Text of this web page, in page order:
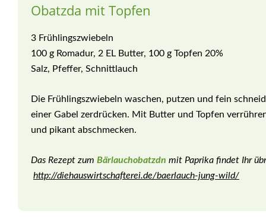
Obatzda mit Topfen
3 Frühlingszwiebeln
100 g Romadur, 2 EL Butter, 100 g Topfen 20%
Salz, Pfeffer, Schnittlauch
Die Frühlingszwiebeln waschen, putzen und fein
einer Gabel zerdrücken. Mit Butter und Topfen
und pikant abschmecken.
Das Rezept zum Bärlauchobatzdn mit Paprika findet Ihr
http://diehauswirtschafterei.de/baerlauch-jung-wild/